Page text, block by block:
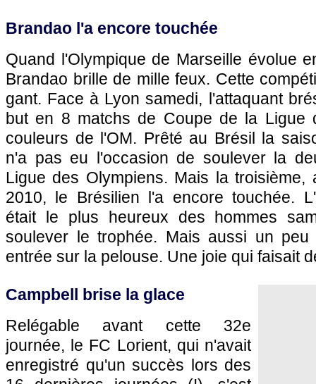
Brandao l'a encore touchée
Quand l'Olympique de Marseille évolue
Brandao brille de mille feux. Cette
gant. Face à Lyon samedi, l'attaquant
but en 8 matchs de Coupe de la Ligue
couleurs de l'OM. Prêté au Brésil la
n'a pas eu l'occasion de soulever la
Ligue des Olympiens. Mais la troisième,
2010, le Brésilien l'a encore touchée.
était le plus heureux des hommes
soulever le trophée. Mais aussi un
entrée sur la pelouse. Une joie qui faisait
Campbell brise la glace
Relégable avant cette 32e
journée, le FC Lorient, qui n'avait
enregistré qu'un succès lors des